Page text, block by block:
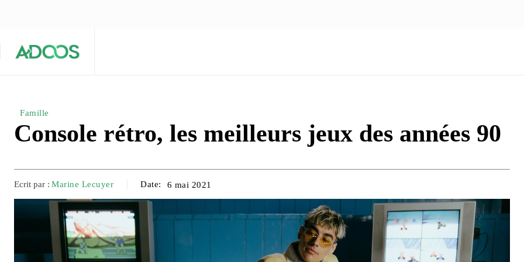
Famille
Console rétro, les meilleurs jeux des années 90
Ecrit par : Marine Lecuyer Date: 6 mai 2021